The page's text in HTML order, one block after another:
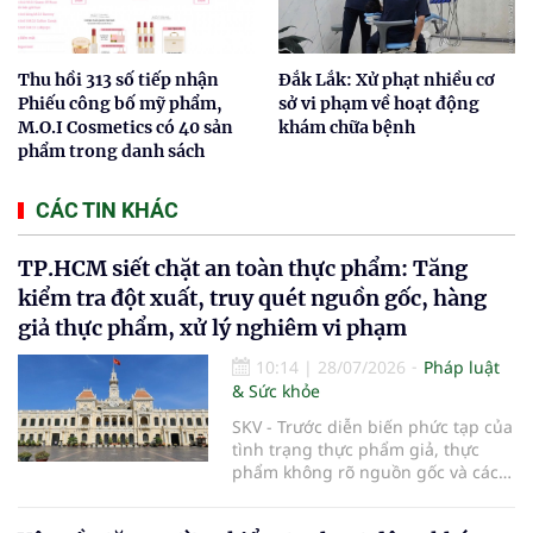
Thu hồi 313 số tiếp nhận
Phiếu công bố mỹ phẩm,
M.O.I Cosmetics có 40 sản
phẩm trong danh sách
Đắk Lắk: Xử phạt nhiều cơ
sở vi phạm về hoạt động
khám chữa bệnh
CÁC TIN KHÁC
TP.HCM siết chặt an toàn thực phẩm: Tăng
kiểm tra đột xuất, truy quét nguồn gốc, hàng
giả thực phẩm, xử lý nghiêm vi phạm
10:14 | 28/07/2026
Pháp luật
& Sức khỏe
SKV - Trước diễn biến phức tạp của
tình trạng thực phẩm giả, thực
phẩm không rõ nguồn gốc và các